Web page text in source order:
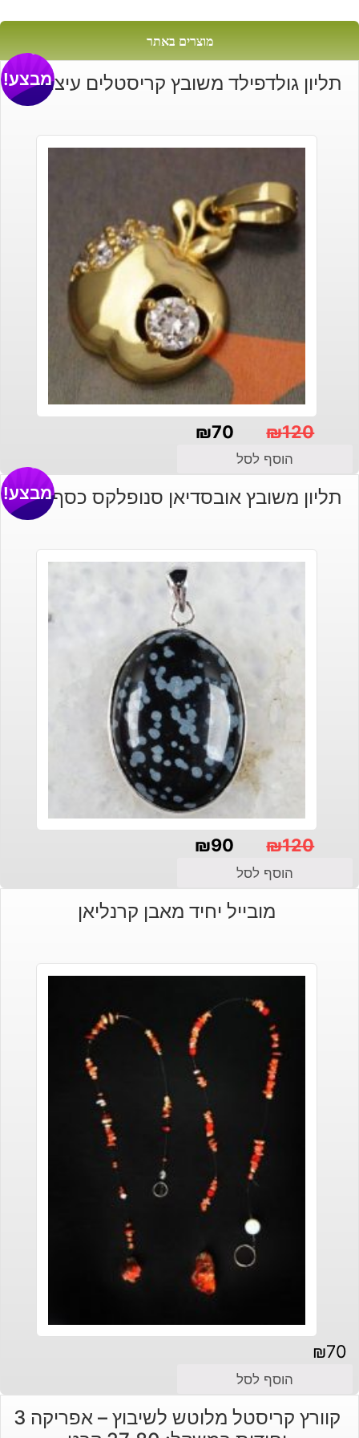
מוצרים באתר
תליון גולדפילד משובץ קריסטלים עיצוב לב
מבצע!
₪120
המקורי
היה:
₪70
הנוכחי
הוא:
הוסף לסל
תליון משובץ אובסדיאן סנופלקס כסף 925מבצע!
₪120
המקורי
₪90
הנוכחי
הוסף לסל
מובייל יחיד מאבן קרנליאן
₪70
הוסף לסל
קוורץ קריסטל מלוטש לשיבוץ – אפריקה 3